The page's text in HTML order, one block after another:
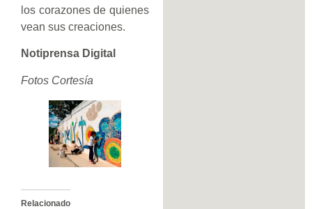
los corazones de quienes
vean sus creaciones.
Notiprensa Digital
Fotos Cortesía
Relacionado